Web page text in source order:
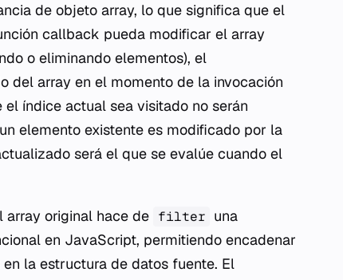
de objeto array, lo que significa que el
callback pueda modificar el array
o eliminando elementos), el
del array en el momento de la invocación
índice actual sea visitado no serán
elemento existente es modificado por la
será el que se evalúe cuando el
original hace de filter una
en JavaScript, permitiendo encadenar
la estructura de datos fuente. El